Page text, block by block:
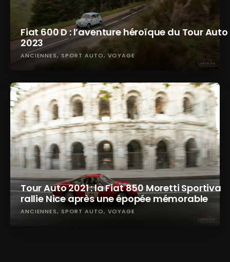
Fiat 600 D : l’aventure héroïque du Tour Auto
2023
ANCIENNES SPORT AUTO VOYAGE
Tour Auto 2021 : la Fiat 850 Moretti Sportiva
rallie Nice après une épopée mémorable
ANCIENNES SPORT AUTO VOYAGE